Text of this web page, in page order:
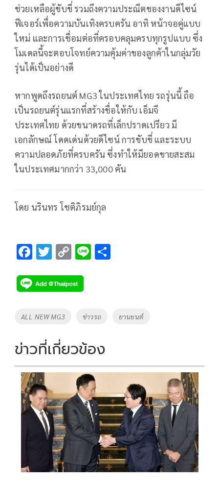
ช่วยเหลือผู้ขับขี่ รวมถึงความประณีตของงานดีไซน์
ฟีเจอร์เพื่อความบันเทิงครบครัน อาทิ หน้าจอคู่แบบ
ใหม่ และการเชื่อมต่อที่ครอบคลุมครบทุกรูปแบบ ซึ่ง
โมเดลนี้จะตอบโจทย์ความคุ้มค่าของลูกค้าในกลุ่มวัย
รุ่นได้เป็นอย่างดี
หากพูดถึงรถยนต์ MG3 ในประเทศไทย รถรุ่นนี้ ถือ
เป็นรถยนต์รุ่นแรกที่สร้างชื่อให้กับ เอ็มจี
ประเทศไทย ด้วยขนาดรถที่เล็กปราดเปรียว มี
เอกลักษณ์ โดดเด่นด้วยดีไซน์ การขับขี่ และระบบ
ความปลอดภัยที่ครบครัน ซึ่งทำให้มียอดขายสะสม
ในประเทศมากกว่า 33,000 คัน
โดย นรินทร โชติภิรมย์กุล
F
e
b
o
k
T
tt
er
C
p
y
Li
k
Li
Tags
ALL NEW MG3 ข่าวรถ ยานยนต์
ข่าวที่เกี่ยวข้อง